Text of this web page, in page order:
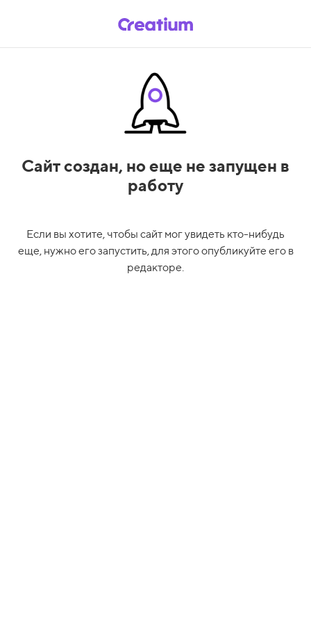
Сайт создан, но еще не запущен в
работу
Если вы хотите, чтобы сайт мог увидеть кто-нибудь
еще, нужно его запустить, для этого опубликуйте его в
редакторе.